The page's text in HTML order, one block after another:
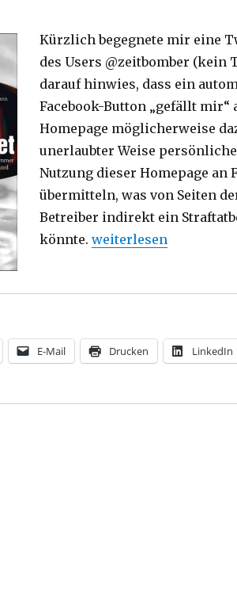
Kürzlich begegnete mir eine
des Users @zeitbomber (kein
darauf hinwies, dass ein
Facebook-Button „gefällt mir“
Homepage möglicherweise
unerlaubter Weise
Nutzung dieser Homepage an
übermitteln, was von Seiten
Betreiber indirekt ein
könnte. „Datenflut und
weiterlesen
E-Mail Drucken LinkedIn